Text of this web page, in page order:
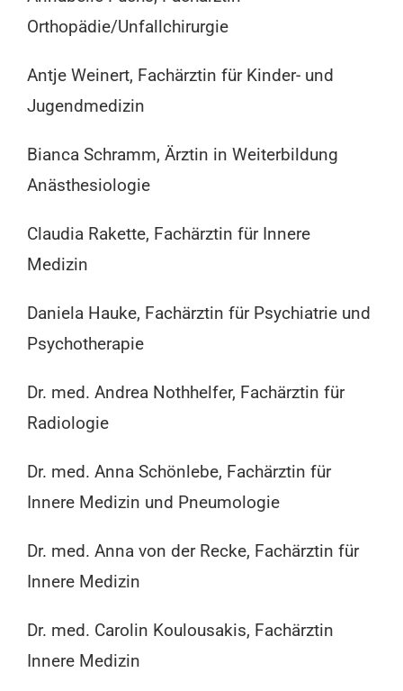
Orthopädie/Unfallchirurgie
Antje Weinert, Fachärztin für Kinder- und
Jugendmedizin
Bianca Schramm, Ärztin in Weiterbildung
Anästhesiologie
Claudia Rakette, Fachärztin für Innere
Medizin
Daniela Hauke, Fachärztin für Psychiatrie und
Psychotherapie
Dr. med. Andrea Nothhelfer, Fachärztin für
Radiologie
Dr. med. Anna Schönlebe, Fachärztin für
Innere Medizin und Pneumologie
Dr. med. Anna von der Recke, Fachärztin für
Innere Medizin
Dr. med. Carolin Koulousakis, Fachärztin
Innere Medizin